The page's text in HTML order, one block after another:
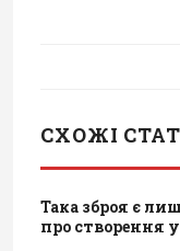
СХОЖІ
Така зброя є
про створення